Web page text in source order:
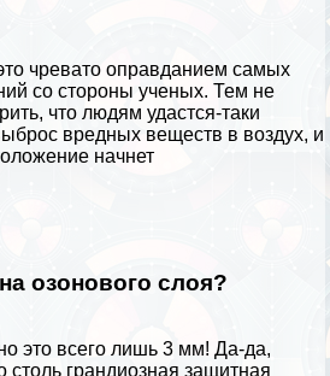
чревато оправданием самых
со стороны ученых. Тем не
что людям удастся-таки
вредных веществ в воздух, и
начнет
озонового слоя?
это всего лишь 3 мм! Да-да,
столь грандиозная защитная